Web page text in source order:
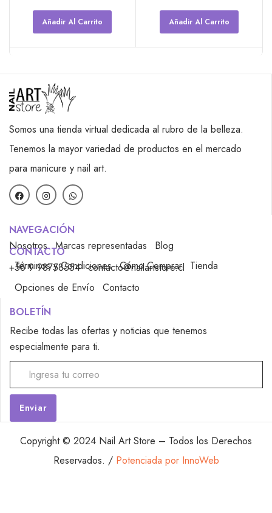
Añadir Al Carrito Añadir Al Carrito
Somos una tienda virtual dedicada al rubro de la belleza.
Tenemos la mayor variedad de productos en el mercado
para manicure y nail art.
NAVEGACIÓN
Nosotros Marcas representadas
Blog
Términos y Condiciones Cómo Comprar Tienda
CONTACTO
+56 9 98758554 contacto@nailartstore.cl
Opciones de Envío
Contacto
BOLETÍN
Recibe todas las ofertas y noticias que tenemos
especialmente para ti.
Copyright © 2024 Nail Art Store – Todos los Derechos
Reservados. / Potenciada por InnoWeb